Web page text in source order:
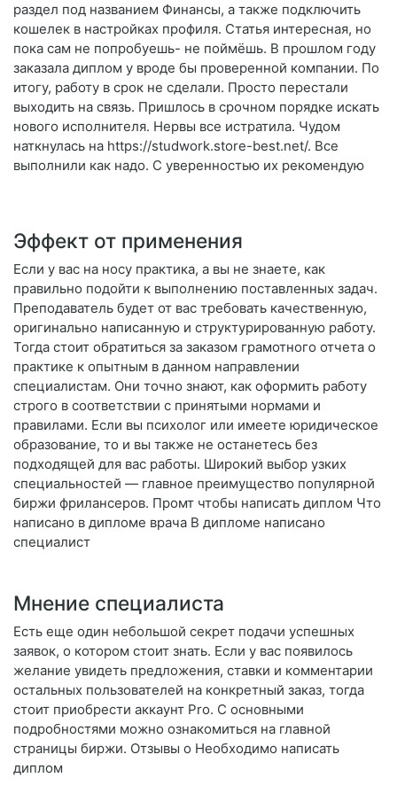
раздел под названием Финансы, а также подключить
кошелек в настройках профиля. Статья интересная, но
пока сам не попробуешь- не поймёшь. В прошлом году
заказала диплом у вроде бы проверенной компании. По
итогу, работу в срок не сделали. Просто перестали
выходить на связь. Пришлось в срочном порядке искать
нового исполнителя. Нервы все истратила. Чудом
наткнулась на https://studwork.store-best.net/. Все
выполнили как надо. С уверенностью их рекомендую
Эффект от применения
Если у вас на носу практика, а вы не знаете, как
правильно подойти к выполнению поставленных задач.
Преподаватель будет от вас требовать качественную,
оригинально написанную и структурированную работу.
Тогда стоит обратиться за заказом грамотного отчета о
практике к опытным в данном направлении
специалистам. Они точно знают, как оформить работу
строго в соответствии с принятыми нормами и
правилами. Если вы психолог или имеете юридическое
образование, то и вы также не останетесь без
подходящей для вас работы. Широкий выбор узких
специальностей — главное преимущество популярной
биржи фрилансеров. Промт чтобы написать диплом Что
написано в дипломе врача В дипломе написано
специалист
Мнение специалиста
Есть еще один небольшой секрет подачи успешных
заявок, о котором стоит знать. Если у вас появилось
желание увидеть предложения, ставки и комментарии
остальных пользователей на конкретный заказ, тогда
стоит приобрести аккаунт Pro. С основными
подробностями можно ознакомиться на главной
страницы биржи. Отзывы о Необходимо написать
диплом